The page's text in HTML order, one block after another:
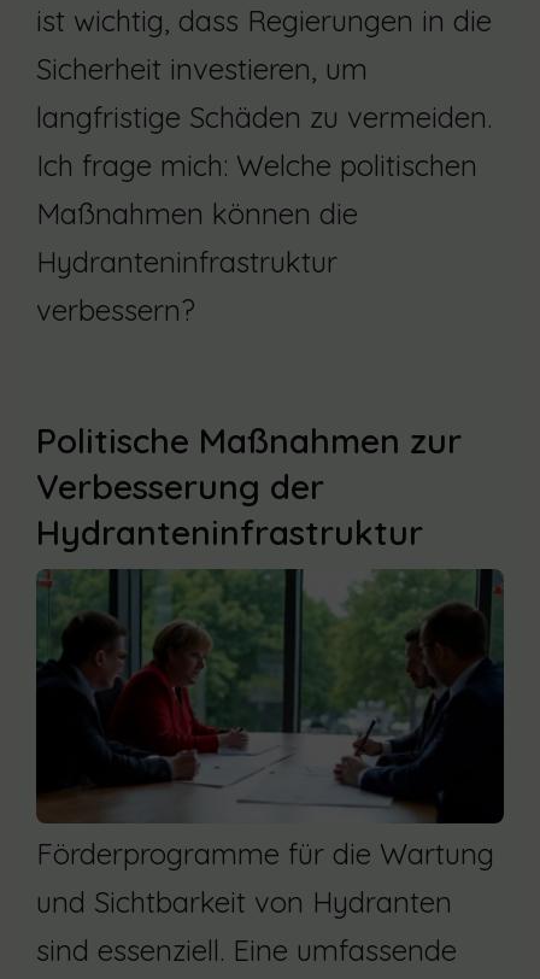
ist wichtig, dass Regierungen in die
Sicherheit investieren, um
langfristige Schäden zu vermeiden.
Ich frage mich: Welche politischen
Maßnahmen können die
Hydranteninfrastruktur
verbessern?
Politische Maßnahmen zur
Verbesserung der
Hydranteninfrastruktur
Förderprogramme für die Wartung
und Sichtbarkeit von Hydranten
sind essenziell. Eine umfassende